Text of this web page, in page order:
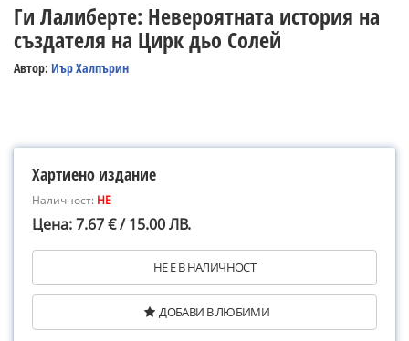
Ги Лалиберте: Невероятната история на
създателя на Цирк дьо Солей
Автор: Иър Халпърин
Хартиено издание
Наличност: НЕ
Цена: 7.67 € / 15.00 ЛВ.
НЕ Е В НАЛИЧНОСТ
ДОБАВИ В ЛЮБИМИ